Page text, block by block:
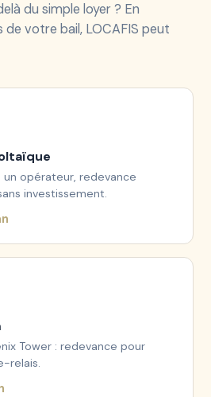
du simple loyer ? En
de votre bail, LOCAFIS peut
opérateur, redevance
investissement.
Tower : redevance pour
relais.